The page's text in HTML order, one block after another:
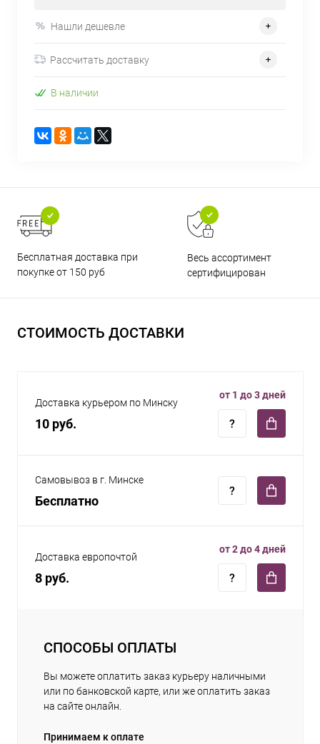
Нашли дешевле
Рассчитать доставку
В наличии
Бесплатная доставка при
покупке от 150 руб
Весь ассортимент
сертифицирован
СТОИМОСТЬ ДОСТАВКИ
Доставка курьером по Минску
10 руб.
от 1 до 3 дней
Самовывоз в г. Минске
Бесплатно
Доставка европочтой
8 руб.
от 2 до 4 дней
СПОСОБЫ ОПЛАТЫ
Вы можете оплатить заказ курьеру наличными
или по банковской карте, или же оплатить заказ
на сайте онлайн.
Принимаем к оплате